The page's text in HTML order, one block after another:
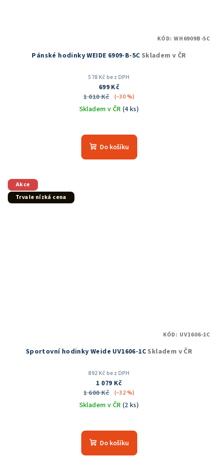
Pánské hodinky WEIDE 6909-B-5C Skladem v ČR
578 Kč bez DPH
699 Kč
1 010 Kč
(–30 %)
Skladem v ČR (4 ks)
hodnocení
produktu
Do košíku
KÓD: WH6909B-5C
Akce
Trvale nízká cena
Sportovní hodinky Weide UV1606-1C Skladem v ČR
892 Kč bez DPH
1 079 Kč
1 600 Kč
(–32 %)
Skladem v ČR (2 ks)
hodnocení
produktu
Do košíku
KÓD: UV1606-1C